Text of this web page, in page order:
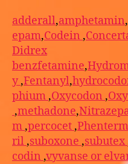
adderall,amphetamin,
epam,Codein ,
Didrex
benzfetamine,
y ,Fentanyl,
phium ,Oxycodon ,
,methadone,
m ,percocet ,
ril ,suboxone ,subutex
codin ,vyvanse or